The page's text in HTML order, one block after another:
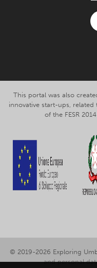
This portal was also
innovative start-ups,
of the FESR
© 2019-2026 Exploring
and personal